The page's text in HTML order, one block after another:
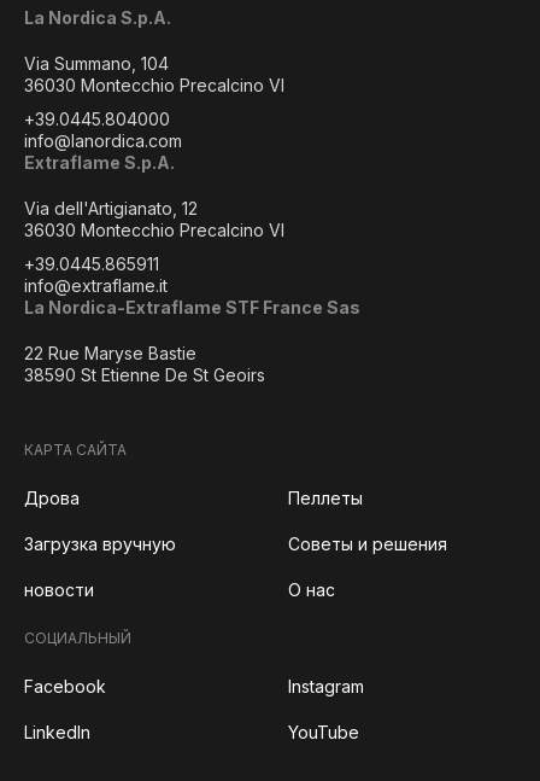
La Nordica S.p.A.
Via Summano, 104
36030 Montecchio Precalcino VI
+39.0445.804000
info@lanordica.com
Extraflame S.p.A.
Via dell'Artigianato, 12
36030 Montecchio Precalcino VI
+39.0445.865911
info@extraflame.it
La Nordica-Extraflame STF France Sas
22 Rue Maryse Bastie
38590 St Etienne De St Geoirs
КАРТА САЙТА
Дрова Пеллеты
Загрузка вручную Советы и решения
новости О нас
СОЦИАЛЬНЫЙ
Facebook Instagram
LinkedIn YouTube